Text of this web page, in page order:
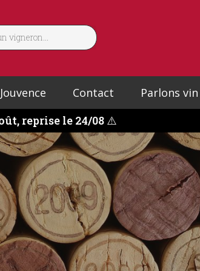
Contact Parlons vin
reprise le 24/08⚠️